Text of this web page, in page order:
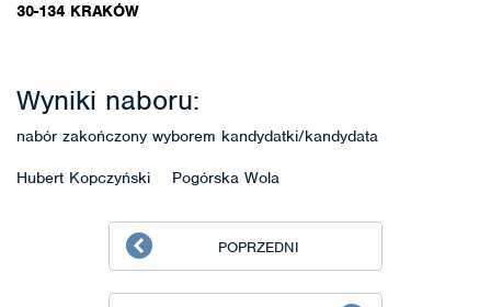
30-134 KRAKÓW
Wyniki naboru:
nabór zakończony wyborem kandydatki/kandydata
Hubert Kopczyński Pogórska Wola
POPRZEDNI